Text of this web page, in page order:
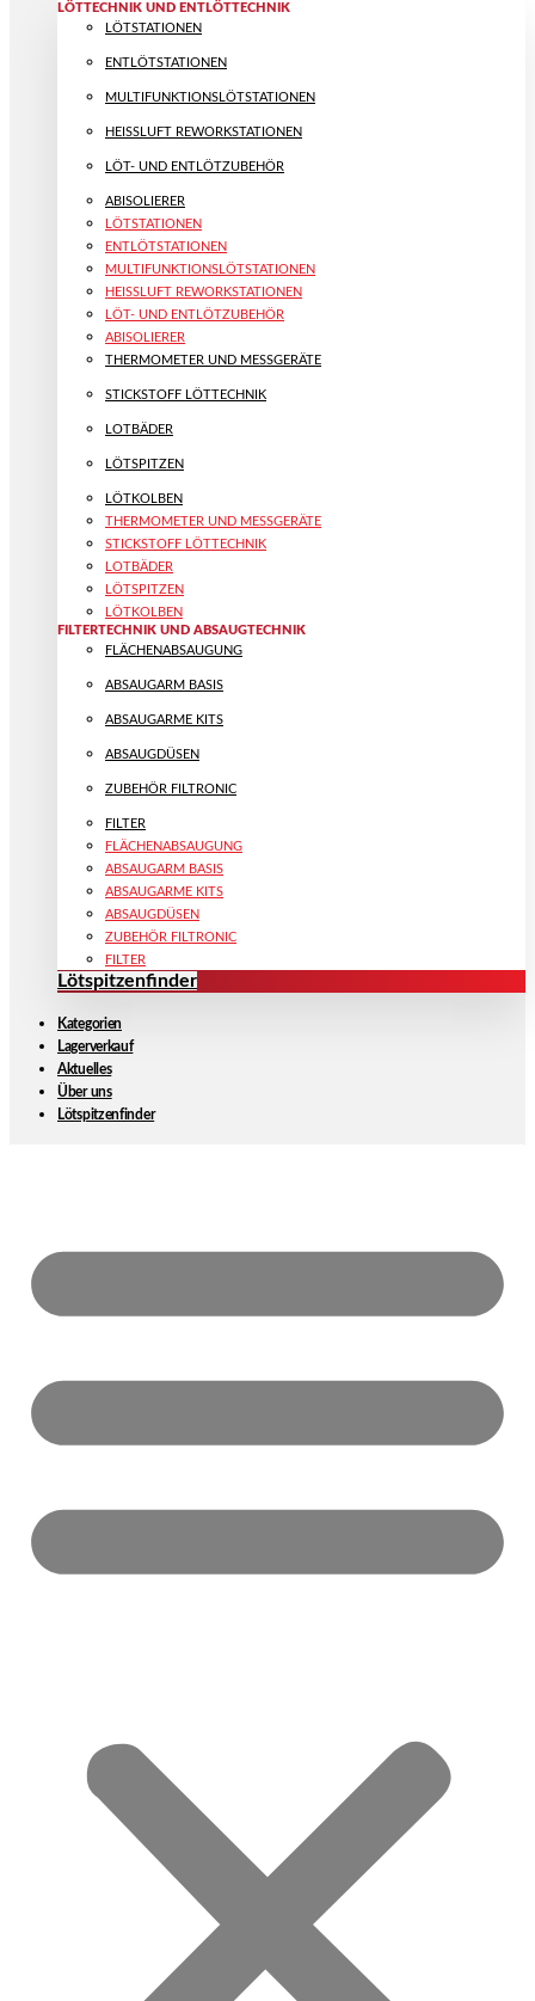
LÖTTECHNIK UND ENTLÖTTECHNIK
LÖTSTATIONEN
ENTLÖTSTATIONEN
MULTIFUNKTIONS­LÖTSTATIONEN
HEISSLUFT REWORKSTATIONEN
LÖT- UND ENTLÖTZUBEHÖR
ABISOLIERER
LÖTSTATIONEN
ENTLÖTSTATIONEN
MULTIFUNKTIONS­LÖTSTATIONEN
HEISSLUFT REWORKSTATIONEN
LÖT- UND ENTLÖTZUBEHÖR
ABISOLIERER
THERMOMETER UND MESSGERÄTE
STICKSTOFF LÖTTECHNIK
LOTBÄDER
LÖTSPITZEN
LÖTKOLBEN
THERMOMETER UND MESSGERÄTE
STICKSTOFF LÖTTECHNIK
LOTBÄDER
LÖTSPITZEN
LÖTKOLBEN
FILTERTECHNIK UND ABSAUGTECHNIK
FLÄCHENABSAUGUNG
ABSAUGARM BASIS
ABSAUGARME KITS
ABSAUGDÜSEN
ZUBEHÖR FILTRONIC
FILTER
FLÄCHENABSAUGUNG
ABSAUGARM BASIS
ABSAUGARME KITS
ABSAUGDÜSEN
ZUBEHÖR FILTRONIC
FILTER
Lötspitzenfinder
Kategorien
Lagerverkauf
Aktuelles
Über uns
Lötspitzenfinder